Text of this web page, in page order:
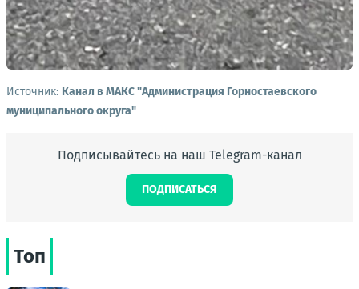
Источник: Канал в МАКС "Администрация Горностаевского
муниципального округа"
Подписывайтесь на наш Telegram-канал
ПОДПИСАТЬСЯ
Топ